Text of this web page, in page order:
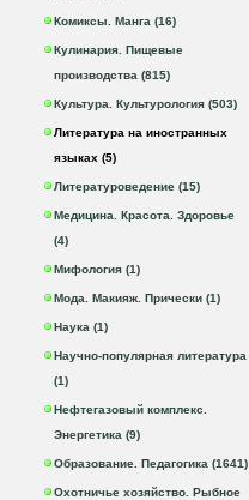
Комиксы. Манга (16)
Кулинария. Пищевые
производства (815)
Культура. Культурология (503)
Литература на иностранных
языках (5)
Литературоведение (15)
Медицина. Красота. Здоровье
(4)
Мифология (1)
Мода. Макияж. Прически (1)
Наука (1)
Научно-популярная литература
(1)
Нефтегазовый комплекс.
Энергетика (9)
Образование. Педагогика (1641)
Охотничье хозяйство. Рыбное